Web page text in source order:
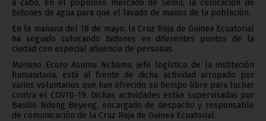
a cabo, en el populoso mercado de Semu, la colocación de
bidones de agua para que el lavado de manos de la población.
En la mañana del 18 de mayo, la Cruz Roja de Guinea Ecuatorial
ha seguido colocando bidones en diferentes puntos de la
ciudad con especial afluencia de personas.
Mariano Ecoro Asumu Nchama, jefe logístico de la institución
humanitaria, está al frente de dicha actividad arropado por
varios voluntarios que han ofrecido su tiempo libre para luchar
contra el COVID-19. Dichas actividades están supervisadas por
Basilio Ndong Beyeng, encargado de despacho y responsable
de comunicación de la Cruz Roja de Guinea Ecuatorial.